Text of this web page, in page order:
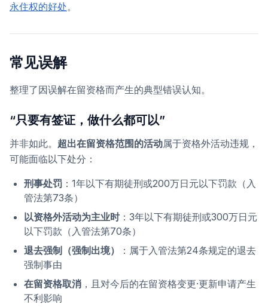
永住权的好处。
常见误解
整理了因误解在留资格而产生的典型错误认知。
“只要有签证，做什么都可以”
并非如此。 超出在留资格范围的活动属于资格外活动违规，
可能面临以下处分：
刑事处罚 ：1年以下有期徒刑或200万日元以下罚款（入
管法第73条）
以资格外活动为主业时：3年以下有期徒刑或300万日元
以下罚款（入管法第70条）
退去强制（强制出境）
：属于入管法第24条规定的退去
强制事由
在留资格取消 ，且对今后的在留资格变更·更新申请产生
不利影响